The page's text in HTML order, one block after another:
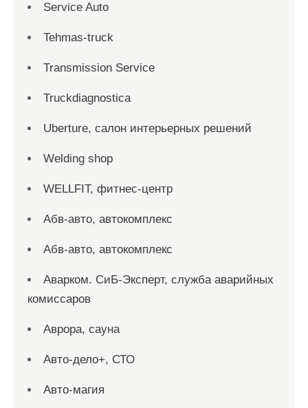
Service Auto
Tehmas-truck
Transmission Service
Truckdiagnostica
Uberture, салон интерьерных решений
Welding shop
WELLFIT, фитнес-центр
Абв-авто, автокомплекс
Абв-авто, автокомплекс
Аварком. СиБ-Эксперт, служба аварийных
комиссаров
Аврора, сауна
Авто-дело+, СТО
Авто-магия